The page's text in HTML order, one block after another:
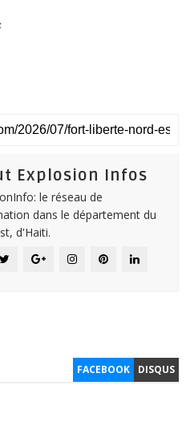
Explosion Infos
le réseau de
dans le département du
d'Haiti.
FACEBOOK DISQUS